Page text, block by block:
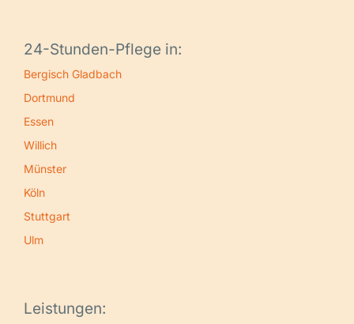
24-Stunden-Pflege in:
Bergisch Gladbach
Dortmund
Essen
Willich
Münster
Köln
Stuttgart
Ulm
Leistungen: